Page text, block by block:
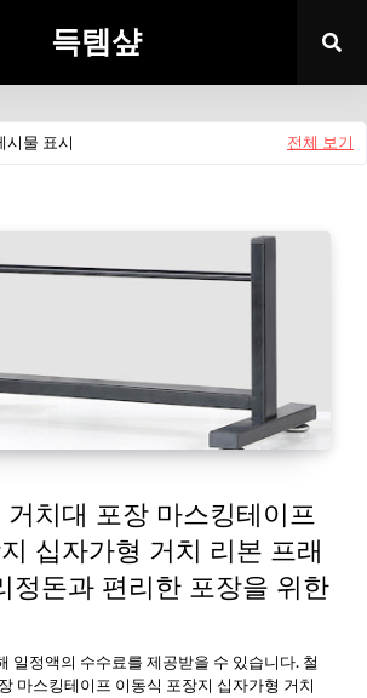
득템샾
시물 표시 전체 보기
치대 포장 마스킹테이프
십자가형 거치 리본 프래
정돈과 편리한 포장을 위한
일정액의 수수료를 제공받을 수 있습니다. 철
마스킹테이프 이동식 포장지 십자가형 거치